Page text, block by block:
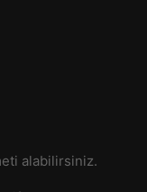
alabilirsiniz.